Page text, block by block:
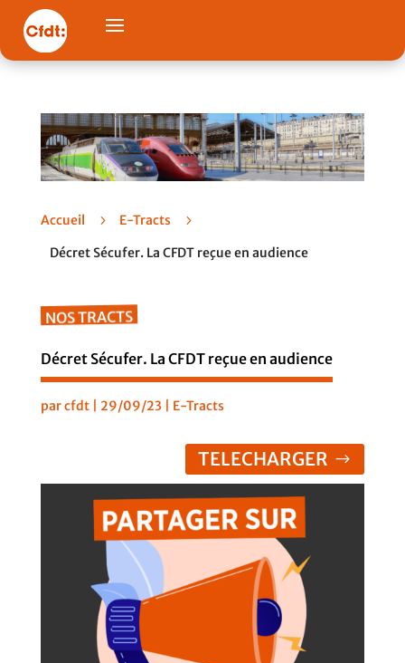
Accueil 5 E-Tracts
5
Décret Sécufer. La CFDT reçue en audience
NOS TRACTS
Décret Sécufer. La CFDT reçue en audience
parcfdt| 29/09/23| E-Tracts
TELECHARGER